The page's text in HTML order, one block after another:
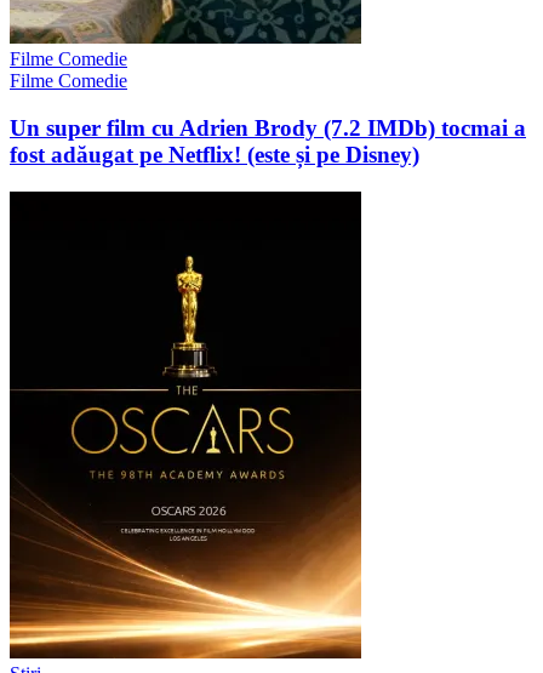
Filme Comedie
Filme Comedie
Un super film cu Adrien Brody (7.2 IMDb) tocmai a
fost adăugat pe Netflix! (este și pe Disney)